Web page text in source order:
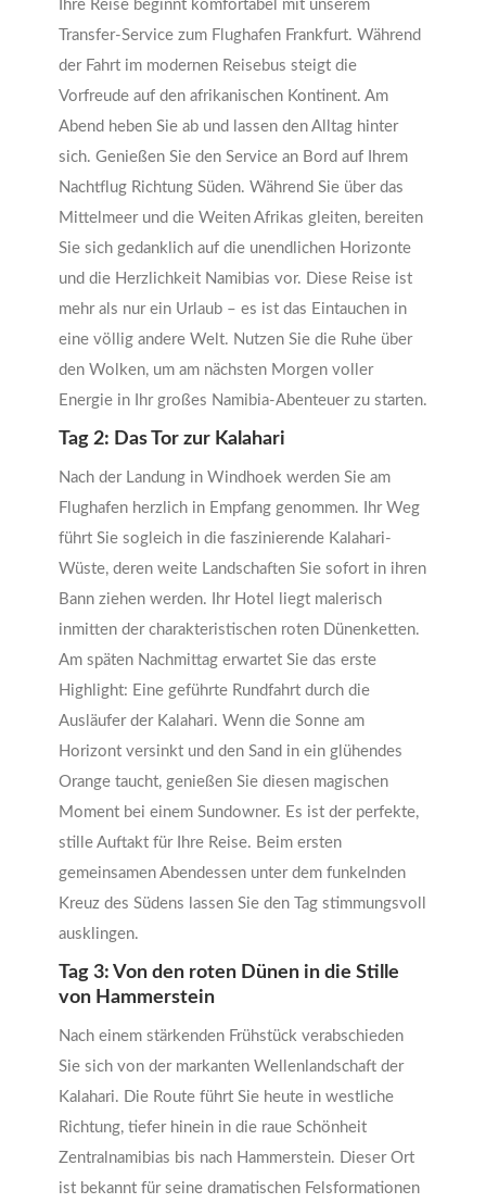
Ihre Reise beginnt komfortabel mit unserem
Transfer-Service zum Flughafen Frankfurt. Während
der Fahrt im modernen Reisebus steigt die
Vorfreude auf den afrikanischen Kontinent. Am
Abend heben Sie ab und lassen den Alltag hinter
sich. Genießen Sie den Service an Bord auf Ihrem
Nachtflug Richtung Süden. Während Sie über das
Mittelmeer und die Weiten Afrikas gleiten, bereiten
Sie sich gedanklich auf die unendlichen Horizonte
und die Herzlichkeit Namibias vor. Diese Reise ist
mehr als nur ein Urlaub – es ist das Eintauchen in
eine völlig andere Welt. Nutzen Sie die Ruhe über
den Wolken, um am nächsten Morgen voller
Energie in Ihr großes Namibia-Abenteuer zu starten.
Tag 2: Das Tor zur Kalahari
Nach der Landung in Windhoek werden Sie am
Flughafen herzlich in Empfang genommen. Ihr Weg
führt Sie sogleich in die faszinierende Kalahari-
Wüste, deren weite Landschaften Sie sofort in ihren
Bann ziehen werden. Ihr Hotel liegt malerisch
inmitten der charakteristischen roten Dünenketten.
Am späten Nachmittag erwartet Sie das erste
Highlight: Eine geführte Rundfahrt durch die
Ausläufer der Kalahari. Wenn die Sonne am
Horizont versinkt und den Sand in ein glühendes
Orange taucht, genießen Sie diesen magischen
Moment bei einem Sundowner. Es ist der perfekte,
stille Auftakt für Ihre Reise. Beim ersten
gemeinsamen Abendessen unter dem funkelnden
Kreuz des Südens lassen Sie den Tag stimmungsvoll
ausklingen.
Tag 3: Von den roten Dünen in die Stille
von Hammerstein
Nach einem stärkenden Frühstück verabschieden
Sie sich von der markanten Wellenlandschaft der
Kalahari. Die Route führt Sie heute in westliche
Richtung, tiefer hinein in die raue Schönheit
Zentralnamibias bis nach Hammerstein. Dieser Ort
ist bekannt für seine dramatischen Felsformationen